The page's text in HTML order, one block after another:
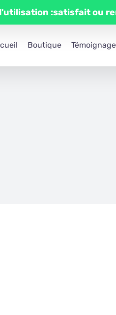
:satisfait ou
Boutique